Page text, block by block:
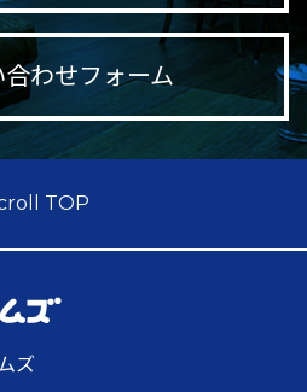
合わせフォーム
TOP
ズ